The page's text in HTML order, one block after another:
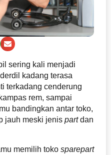
sering kali menjadi
kadang terasa
terkadang cenderung
rem, sampai
bandingkan antar toko,
jauh meski jenis partdan
memilih toko sparepart